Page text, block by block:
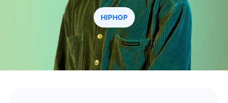
진우성
Powered by 아연단
HIPHOP